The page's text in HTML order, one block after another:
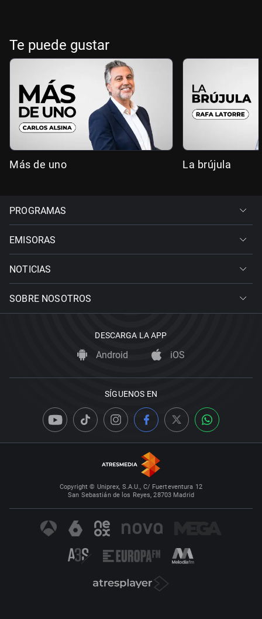
Te puede gustar
Más de uno La brújula
PROGRAMAS
EMISORAS
NOTICIAS
SOBRE NOSOTROS
DESCARGA LA APP
Android iOS
SÍGUENOS EN
Copyright © Uniprex, S.A.U., C/ Fuerteventura 12
San Sebastián de los Reyes, 28703 Madrid